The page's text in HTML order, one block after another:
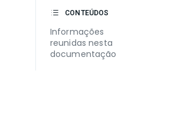
CONTEÚDOS
Informações
reunidas nesta
documentação